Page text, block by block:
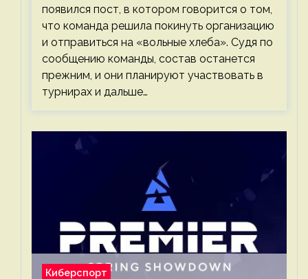
появился пост, в котором говорится о том,
что команда решила покинуть организацию
и отправиться на «вольные хлеба». Судя по
сообщению команды, состав останется
прежним, и они планируют участвовать в
турнирах и дальше…
Киберспорт